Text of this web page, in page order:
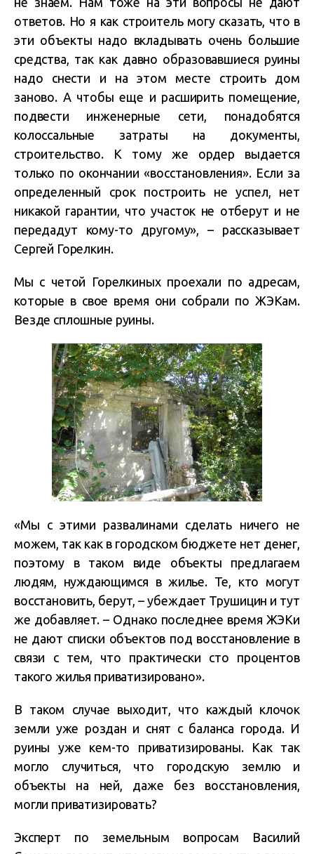
ответов. Но я как строитель могу сказать, что в
эти объекты надо вкладывать очень большие
средства, так как давно образовавшиеся руины
надо снести и на этом месте строить дом
заново. А чтобы еще и расширить помещение,
подвести инженерные сети, понадобятся
колоссальные затраты на документы,
строительство. К тому же ордер выдается
только по окончании «восстановления». Если за
определенный срок построить не успел, нет
никакой гарантии, что участок не отберут и не
передадут кому-то другому», – рассказывает
Сергей Горелкин.
Мы с четой Горелкиных проехали по адресам,
которые в свое время они собрали по ЖЭКам.
Везде сплошные руины.
«Мы с этими развалинами сделать ничего не
можем, так как в городском бюджете нет денег,
поэтому в таком виде объекты предлагаем
людям, нуждающимся в жилье. Те, кто могут
восстановить, берут, – убеждает Трушицин и тут
же добавляет. – Однако последнее время ЖЭКи
не дают списки объектов под восстановление в
связи с тем, что практически сто процентов
такого жилья приватизировано».
В таком случае выходит, что каждый клочок
земли уже роздан и снят с баланса города. И
руины уже кем-то приватизированы. Как так
могло случиться, что городскую землю и
объекты на ней, даже без восстановления,
могли приватизировать?
Эксперт по земельным вопросам Василий